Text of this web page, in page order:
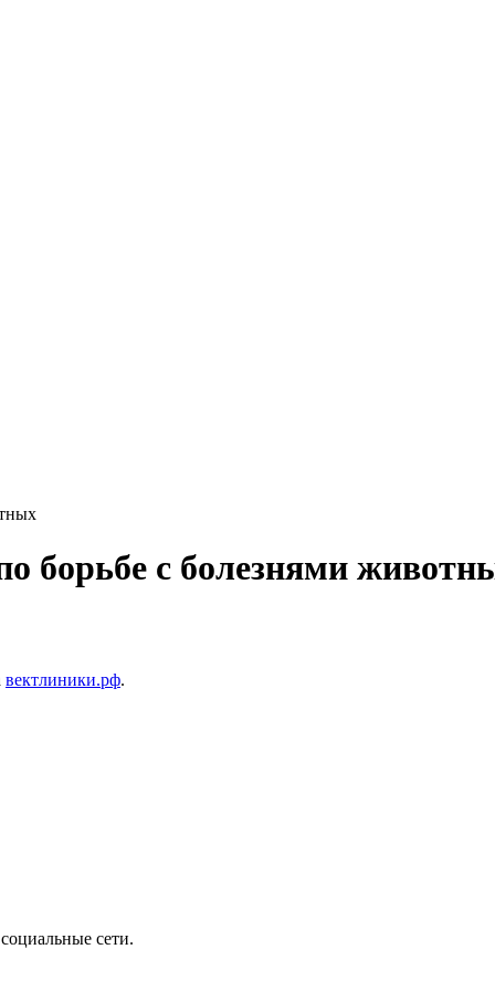
борьбе с болезнями
вектлиники.рф.
сети.